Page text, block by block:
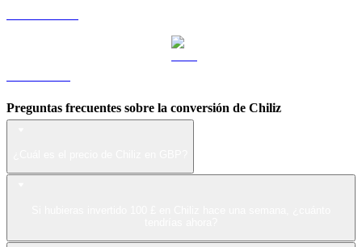
Preguntas frecuentes sobre la conversión de Chiliz